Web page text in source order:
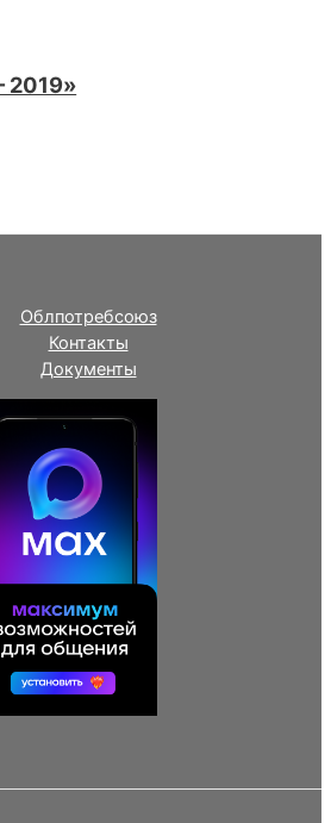
2019»
Облпотребсоюз
Контакты
Документы